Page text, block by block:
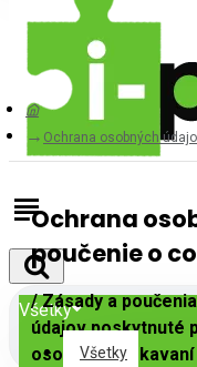
Registrovať
Všetky
Všetky
Ochrana osobných
Ochrana
poučenie o
/ Zásady a
údajov poskytnuté
osobe pri